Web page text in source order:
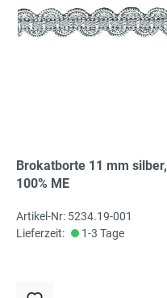
Brokatborte 11 mm silber,
100% ME
Artikel-Nr: 5234.19-001
Lieferzeit:
1-3 Tage